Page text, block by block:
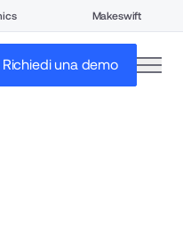
Makeswift
Richiedi una demo